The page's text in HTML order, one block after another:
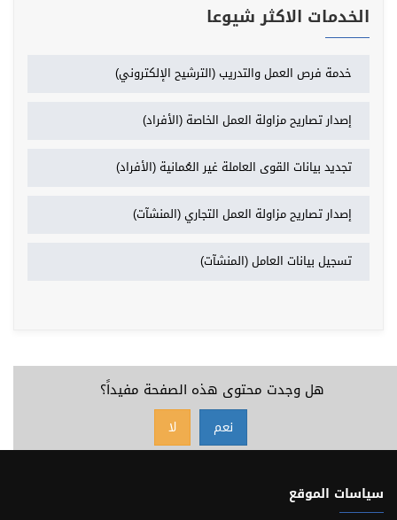
الخدمات الاكثر شيوعا
خدمة فرص العمل والتدريب (الترشيح الإلكتروني)
إصدار تصاريح مزاولة العمل الخاصة (الأفراد)
تجديد بيانات القوى العاملة غير العُمانية (الأفراد)
إصدار تصاريح مزاولة العمل التجاري (المنشآت)
تسجيل بيانات العامل (المنشآت)
هل وجدت محتوى هذه الصفحة مفيداً؟
نعم لا
سياسات الموقع